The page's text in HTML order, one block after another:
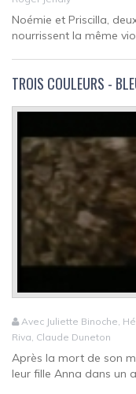
Noémie et Priscilla,
nourrissent la même
TROIS COULEURS -
Avec Juliette Binoche,
Riva, Claude Duneton
Après la mort de son
leur fille Anna dans un